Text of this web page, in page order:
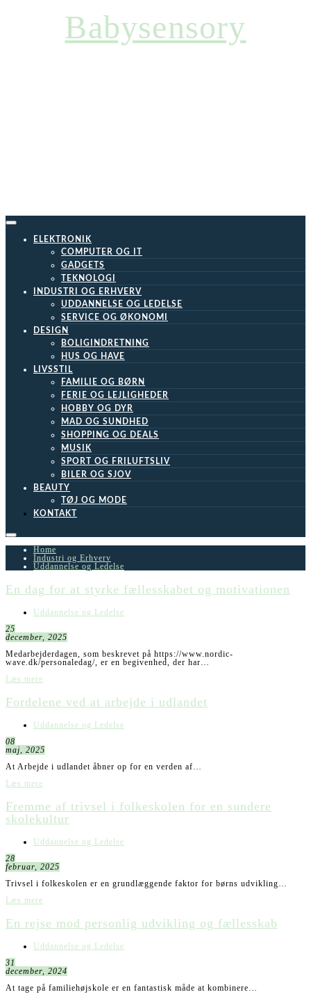
Babysensory
ELEKTRONIK
COMPUTER OG IT
GADGETS
TEKNOLOGI
INDUSTRI OG ERHVERV
UDDANNELSE OG LEDELSE
SERVICE OG ØKONOMI
DESIGN
BOLIGINDRETNING
HUS OG HAVE
LIVSSTIL
FAMILIE OG BØRN
FERIE OG LEJLIGHEDER
HOBBY OG DYR
MAD OG SUNDHED
SHOPPING OG DEALS
MUSIK
SPORT OG FRILUFTSLIV
BILER OG SJOV
BEAUTY
TØJ OG MODE
KONTAKT
Home
Industri og Erhverv
Uddannelse og Ledelse
En dag for at styrke fællesskabet og motivationen
Uddannelse og Ledelse
25
december, 2025
Medarbejderdagen, som beskrevet på https://www.nordic-
wave.dk/personaledag/, er en begivenhed, der har…
Læs mere
Fordelene ved at arbejde i udlandet
Uddannelse og Ledelse
08
maj, 2025
At Arbejde i udlandet åbner op for en verden af…
Læs mere
Fremme af trivsel i folkeskolen for en sundere
skolekultur
Uddannelse og Ledelse
28
februar, 2025
Trivsel i folkeskolen er en grundlæggende faktor for børns udvikling…
Læs mere
En rejse mod personlig udvikling og fællesskab
Uddannelse og Ledelse
31
december, 2024
At tage på familiehøjskole er en fantastisk måde at kombinere…